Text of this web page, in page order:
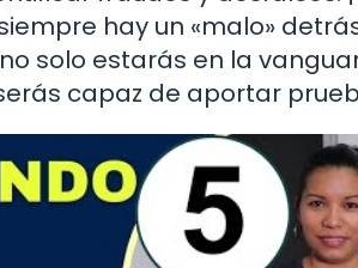
hay un «malo»
solo estarás en la
capaz de aportar